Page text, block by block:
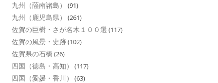
九州（薩南諸島） (91)
九州（鹿児島県） (261)
佐賀の巨樹・さが名木１００選 (117)
佐賀の風景・史跡(102)
佐賀県の石橋 (26)
四国（徳島・高知） (117)
四国（愛媛・香川） (63)